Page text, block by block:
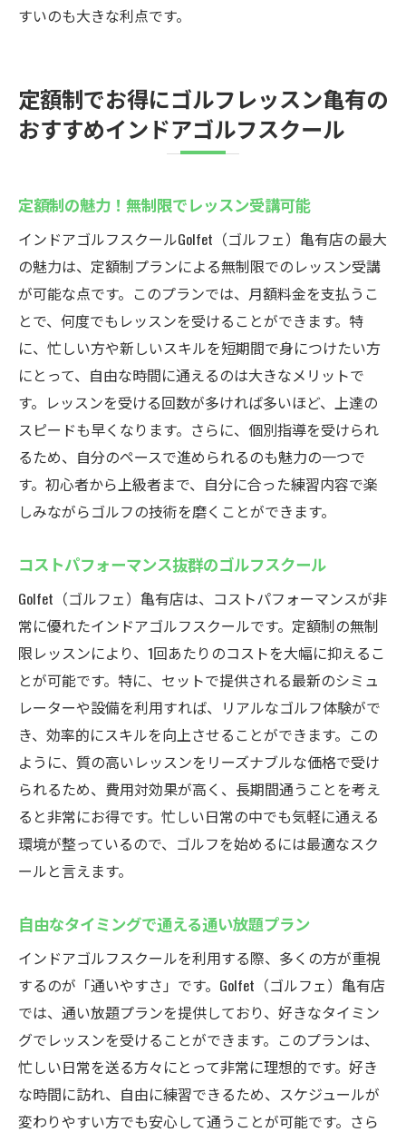
すいのも大きな利点です。
定額制でお得にゴルフレッスン亀有の
おすすめインドアゴルフスクール
定額制の魅力！無制限でレッスン受講可能
インドアゴルフスクールGolfet（ゴルフェ）亀有店の最大
の魅力は、定額制プランによる無制限でのレッスン受講
が可能な点です。このプランでは、月額料金を支払うこ
とで、何度でもレッスンを受けることができます。特
に、忙しい方や新しいスキルを短期間で身につけたい方
にとって、自由な時間に通えるのは大きなメリットで
す。レッスンを受ける回数が多ければ多いほど、上達の
スピードも早くなります。さらに、個別指導を受けられ
るため、自分のペースで進められるのも魅力の一つで
す。初心者から上級者まで、自分に合った練習内容で楽
しみながらゴルフの技術を磨くことができます。
コストパフォーマンス抜群のゴルフスクール
Golfet（ゴルフェ）亀有店は、コストパフォーマンスが非
常に優れたインドアゴルフスクールです。定額制の無制
限レッスンにより、1回あたりのコストを大幅に抑えるこ
とが可能です。特に、セットで提供される最新のシミュ
レーターや設備を利用すれば、リアルなゴルフ体験がで
き、効率的にスキルを向上させることができます。この
ように、質の高いレッスンをリーズナブルな価格で受け
られるため、費用対効果が高く、長期間通うことを考え
ると非常にお得です。忙しい日常の中でも気軽に通える
環境が整っているので、ゴルフを始めるには最適なスク
ールと言えます。
自由なタイミングで通える通い放題プラン
インドアゴルフスクールを利用する際、多くの方が重視
するのが「通いやすさ」です。Golfet（ゴルフェ）亀有店
では、通い放題プランを提供しており、好きなタイミン
グでレッスンを受けることができます。このプランは、
忙しい日常を送る方々にとって非常に理想的です。好き
な時間に訪れ、自由に練習できるため、スケジュールが
変わりやすい方でも安心して通うことが可能です。さら